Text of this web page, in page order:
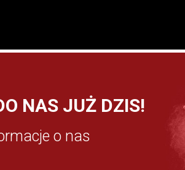
NAS JUŻ DZIS!
o nas